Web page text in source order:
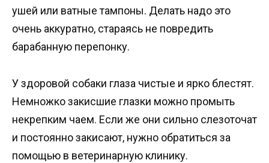
ушей или ватные тампоны. Делать надо это
очень аккуратно, стараясь не повредить
барабанную перепонку.
У здоровой собаки глаза чистые и ярко блестят.
Немножко закисшие глазки можно промыть
некрепким чаем. Если же они сильно слезоточат
и постоянно закисают, нужно обратиться за
помощью в ветеринарную клинику.